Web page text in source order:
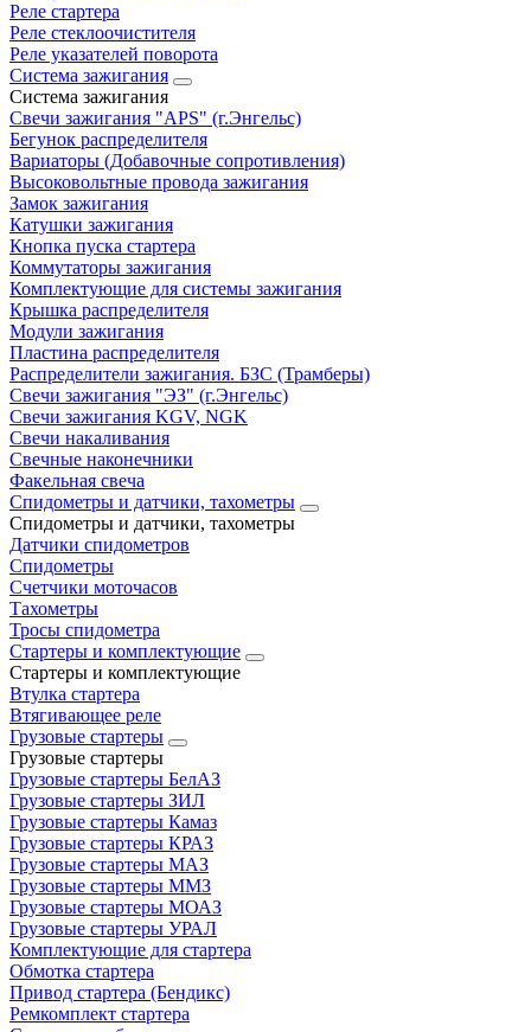
Реле стартера
Реле стеклоочистителя
Реле указателей поворота
Система зажигания
Система зажигания
Свечи зажигания "APS" (г.Энгельс)
Бегунок распределителя
Вариаторы (Добавочные сопротивления)
Высоковольтные провода зажигания
Замок зажигания
Катушки зажигания
Кнопка пуска стартера
Коммутаторы зажигания
Комплектующие для системы зажигания
Крышка распределителя
Модули зажигания
Пластина распределителя
Распределители зажигания. БЗС (Трамберы)
Свечи зажигания "ЭЗ" (г.Энгельс)
Свечи зажигания KGV, NGK
Свечи накаливания
Свечные наконечники
Факельная свеча
Спидометры и датчики, тахометры
Спидометры и датчики, тахометры
Датчики спидометров
Спидометры
Счетчики моточасов
Тахометры
Тросы спидометра
Стартеры и комплектующие
Стартеры и комплектующие
Втулка стартера
Втягивающее реле
Грузовые стартеры
Грузовые стартеры
Грузовые стартеры БелАЗ
Грузовые стартеры ЗИЛ
Грузовые стартеры Камаз
Грузовые стартеры КРАЗ
Грузовые стартеры МАЗ
Грузовые стартеры ММЗ
Грузовые стартеры МОАЗ
Грузовые стартеры УРАЛ
Комплектующие для стартера
Обмотка стартера
Привод стартера (Бендикс)
Ремкомплект стартера